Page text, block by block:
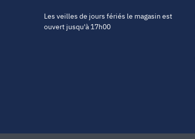
Les veilles de jours fériés le magasin est
ouvert jusqu'à 17h00